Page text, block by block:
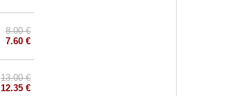
8.00 €
7.60 €
13.00 €
12.35 €